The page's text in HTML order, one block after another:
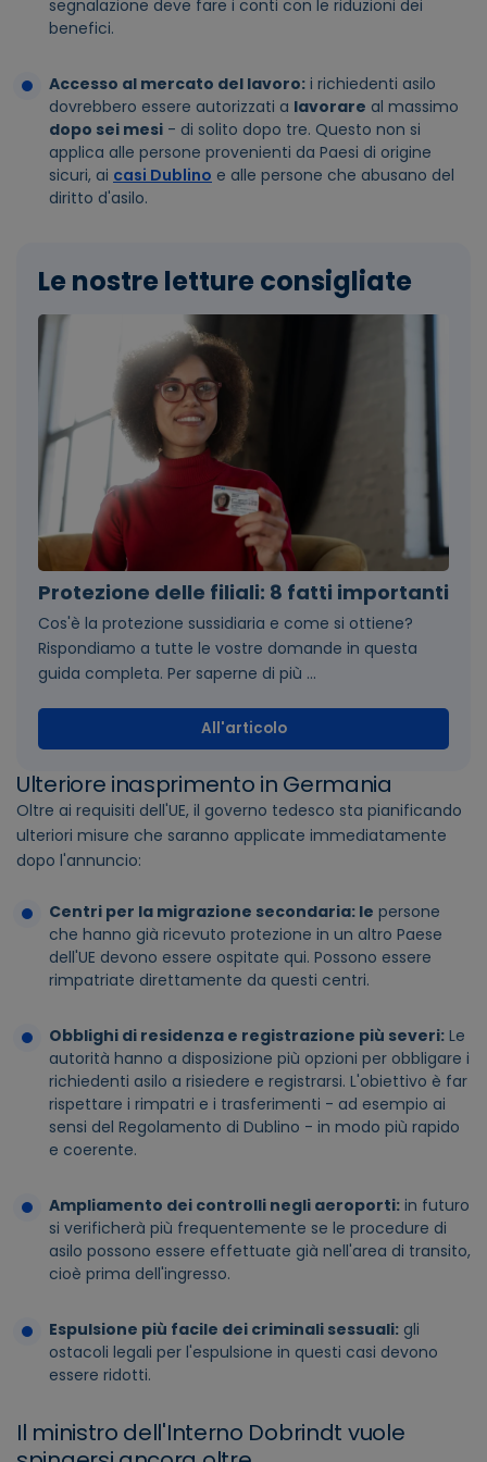
segnalazione deve fare i conti con le riduzioni dei
benefici.
Accesso al mercato del lavoro: i richiedenti asilo
dovrebbero essere autorizzati a lavorare al massimo
dopo sei mesi - di solito dopo tre. Questo non si
applica alle persone provenienti da Paesi di origine
sicuri, ai casi Dublino e alle persone che abusano del
diritto d'asilo.
Le nostre letture consigliate
Protezione delle filiali: 8 fatti importanti
Cos'è la protezione sussidiaria e come si ottiene?
Rispondiamo a tutte le vostre domande in questa
guida completa. Per saperne di più ...
All'articolo
Ulteriore inasprimento in Germania
Oltre ai requisiti dell'UE, il governo tedesco sta pianificando
ulteriori misure che saranno applicate immediatamente
dopo l'annuncio:
Centri per la migrazione secondaria: le persone
che hanno già ricevuto protezione in un altro Paese
dell'UE devono essere ospitate qui. Possono essere
rimpatriate direttamente da questi centri.
Obblighi di residenza e registrazione più severi: Le
autorità hanno a disposizione più opzioni per obbligare i
richiedenti asilo a risiedere e registrarsi. L'obiettivo è far
rispettare i rimpatri e i trasferimenti - ad esempio ai
sensi del Regolamento di Dublino - in modo più rapido
e coerente.
Ampliamento dei controlli negli aeroporti: in futuro
si verificherà più frequentemente se le procedure di
asilo possono essere effettuate già nell'area di transito,
cioè prima dell'ingresso.
Espulsione più facile dei criminali sessuali: gli
ostacoli legali per l'espulsione in questi casi devono
essere ridotti.
Il ministro dell'Interno Dobrindt vuole